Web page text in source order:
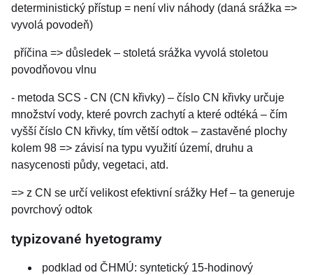
deterministický přístup = není vliv náhody (daná srážka =>
vyvolá povodeň)
příčina => důsledek – stoletá srážka vyvolá stoletou
povodňovou vlnu
- metoda SCS - CN (CN křivky) – číslo CN křivky určuje
množství vody, které povrch zachytí a které odtéká – čím
vyšší číslo CN křivky, tím větší odtok – zastavěné plochy
kolem 98 => závisí na typu využití území, druhu a
nasycenosti půdy, vegetaci, atd.
=> z CN se určí velikost efektivní srážky Hef – ta generuje
povrchový odtok
typizované hyetogramy
podklad od ČHMÚ: syntetický 15-hodinový